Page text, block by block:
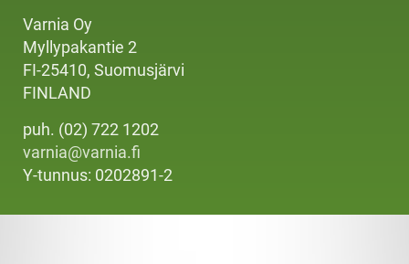
Varnia Oy
Myllypakantie 2
FI-25410, Suomusjärvi
FINLAND
puh. (02) 722 1202
varnia@varnia.fi
Y-tunnus: 0202891-2